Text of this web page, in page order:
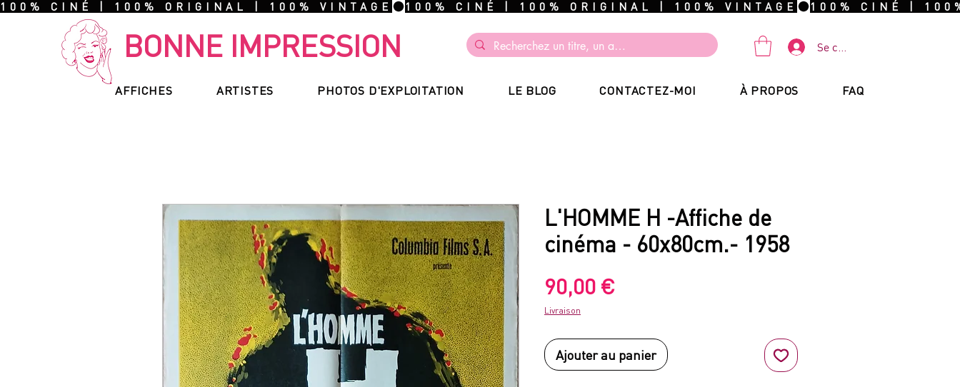
100% CINÉ | 100% ORIGINAL | 100% VINTAGE
BONNE IMPRESSION Se connecter
AFFICHES ARTISTES PHOTOS D'EXPLOITATION LE BLOG CONTACTEZ-MOI À PROPOS FAQ
L'HOMME H -Affiche de
cinéma - 60x80cm.- 1958
90,00 €Prix
Livraison
Ajouter au panier